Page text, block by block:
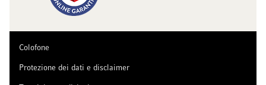
Colofone
Protezione dei dati e disclaimer